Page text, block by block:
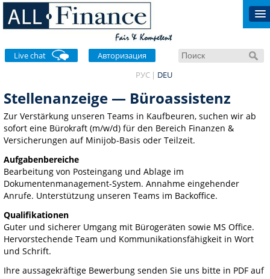
Авторизация
Live chat
РУС
DEU
Stellenanzeige — Büroassistenz
Zur Verstärkung unseren Teams in Kaufbeuren, suchen wir ab
sofort eine Bürokraft (m/w/d) für den Bereich Finanzen &
Versicherungen auf Minijob-Basis oder Teilzeit.
Aufgabenbereiche
Bearbeitung von Posteingang und Ablage im
Dokumentenmanagement-System. Annahme eingehender
Anrufe. Unterstützung unseren Teams im Backoffice.
Qualifikationen
Guter und sicherer Umgang mit Bürogeräten sowie MS Office.
Hervorstechende Team und Kommunikationsfähigkeit in Wort
und Schrift.
Ihre aussagekräftige Bewerbung senden Sie uns bitte in PDF auf